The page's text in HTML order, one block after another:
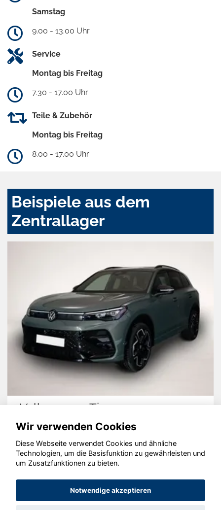
Samstag
9.00 - 13.00 Uhr
Service
Montag bis Freitag
7.30 - 17.00 Uhr
Teile & Zubehör
Montag bis Freitag
8.00 - 17.00 Uhr
Beispiele aus dem
Zentrallager
Volkswagen Tiguan
© konjunkturmotor.de GmbH 2020 - 2026
Wir verwenden Cookies
Diese Webseite verwendet Cookies und ähnliche
Technologien, um die Basisfunktion zu gewährleisten und
um Zusatzfunktionen zu bieten.
Notwendige akzeptieren